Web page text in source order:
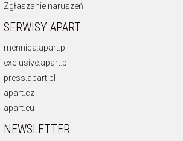
Zgłaszanie naruszeń
SERWISY APART
mennica.apart.pl
exclusive.apart.pl
press.apart.pl
apart.cz
apart.eu
NEWSLETTER